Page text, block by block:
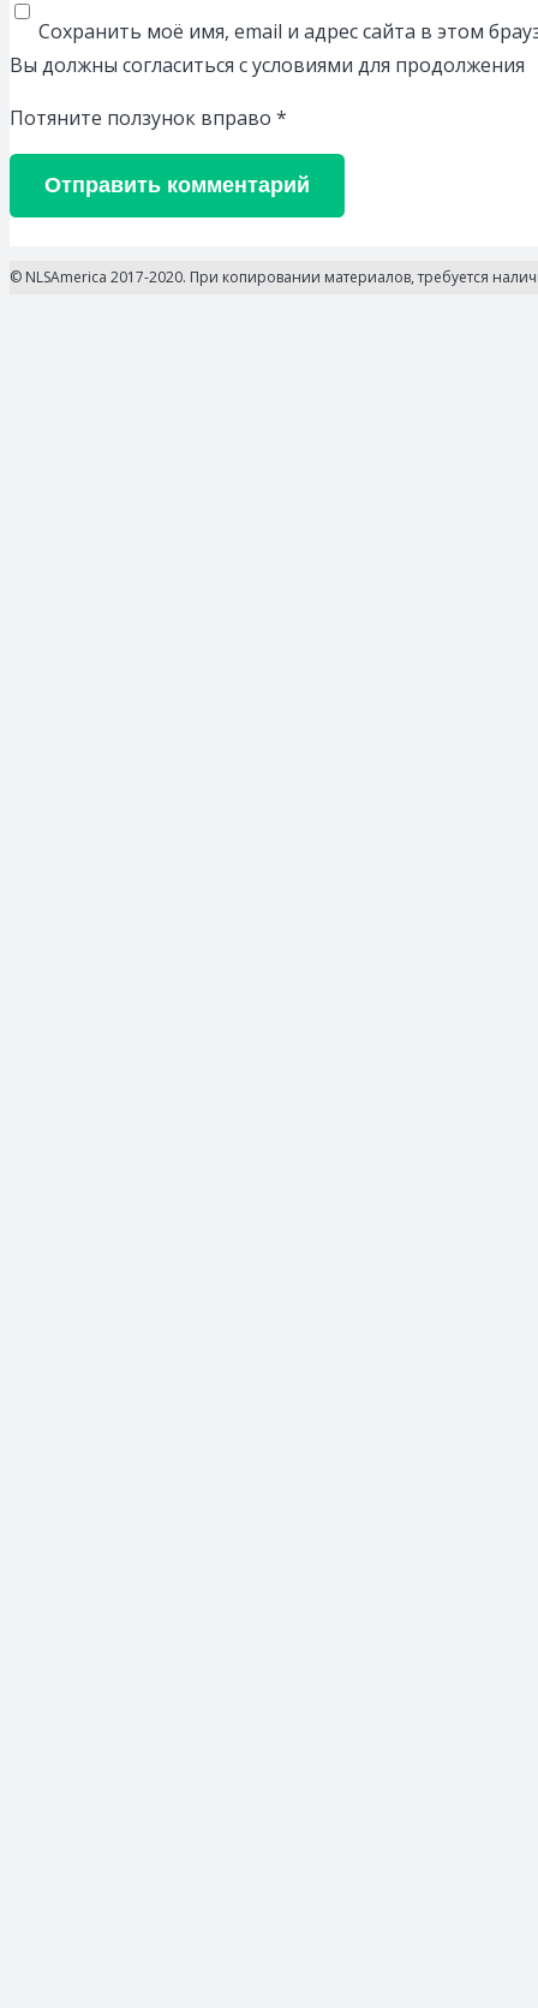
Сохранить моё имя, email и адрес сайта в этом
Вы должны согласиться с условиями для продолжения
Потяните ползунок вправо *
Отправить комментарий
© NLSAmerica 2017-2020. При копировании материалов, требуется